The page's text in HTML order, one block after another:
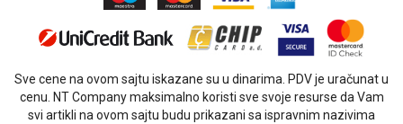
Sve cene na ovom sajtu iskazane su u dinarima. PDV je uračunat u
cenu. NT Company maksimalno koristi sve svoje resurse da Vam
svi artikli na ovom sajtu budu prikazani sa ispravnim nazivima